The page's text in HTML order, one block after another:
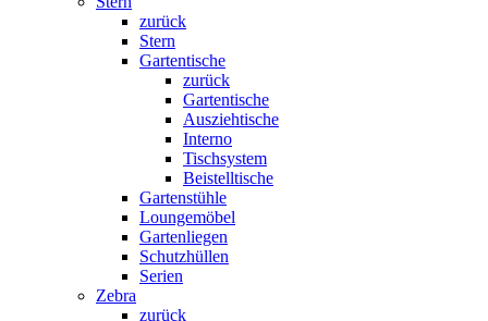
zurück
Stern
Gartentische
zurück
Gartentische
Ausziehtische
Interno
Tischsystem
Beistelltische
Gartenstühle
Loungemöbel
Gartenliegen
Schutzhüllen
Serien
Zebra
zurück